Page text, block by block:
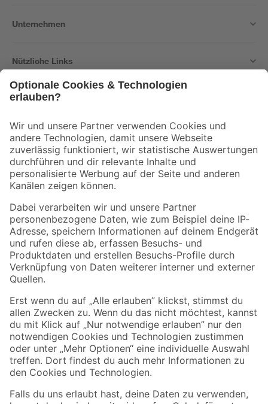
Unternehmen
Nützliche Links
Der toom Newsletter: Keine Angebote und Aktionen mehr verpassen!
Zur Newsletter Anmeldung
Folge uns
Zahlungsarten Versandarten
Sicher einkaufen
Jetzt die toom-App herunterladen